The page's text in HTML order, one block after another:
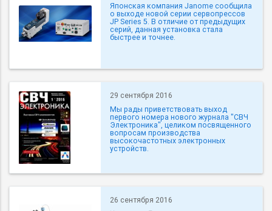
Японская компания Janome сообщила
о выходе новой серии сервопрессов
JP Series 5. В отличие от предыдущих
серий, данная установка стала
быстрее и точнее.
29 сентября 2016
Мы рады приветствовать выход
первого номера нового журнала "СВЧ
Электроника", целиком посвященного
вопросам производства
высокочастотных электронных
устройств.
26 сентября 2016